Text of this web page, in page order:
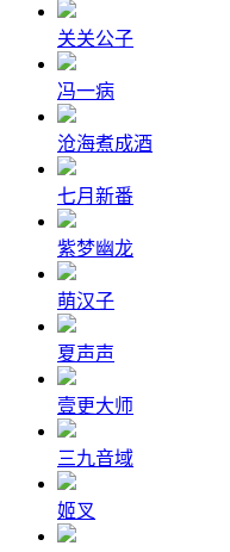
关关公子
冯一病
沧海煮成酒
七月新番
紫梦幽龙
萌汉子
夏声声
壹更大师
三九音域
姬叉